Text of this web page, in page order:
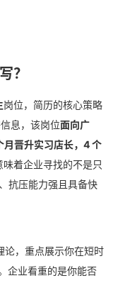
？
岗位，简历的核心策略
息，该岗位面向广
月晋升实习店长，4 个
味着企业寻找的不是只
抗压能力强且具备快
论，重点展示你在短时
企业看重的是你能否